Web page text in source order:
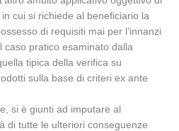
cui si richiede al beneficiario la
di requisiti mai per l’innanzi
caso pratico esaminato dalla
tipica della verifica su
sulla base di criteri ex ante
si è giunti ad imputare al
di tutte le ulteriori conseguenze